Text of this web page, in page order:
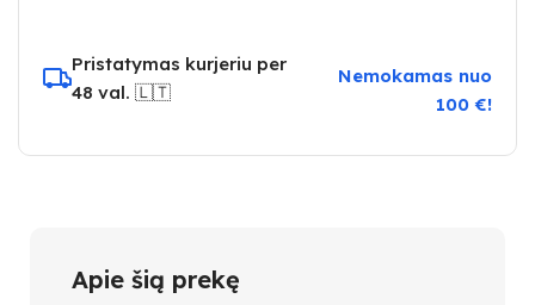
Pristatymas kurjeriu per
48 val. 🇱🇹
Nemokamas nuo
100 €!
Apie šią prekę